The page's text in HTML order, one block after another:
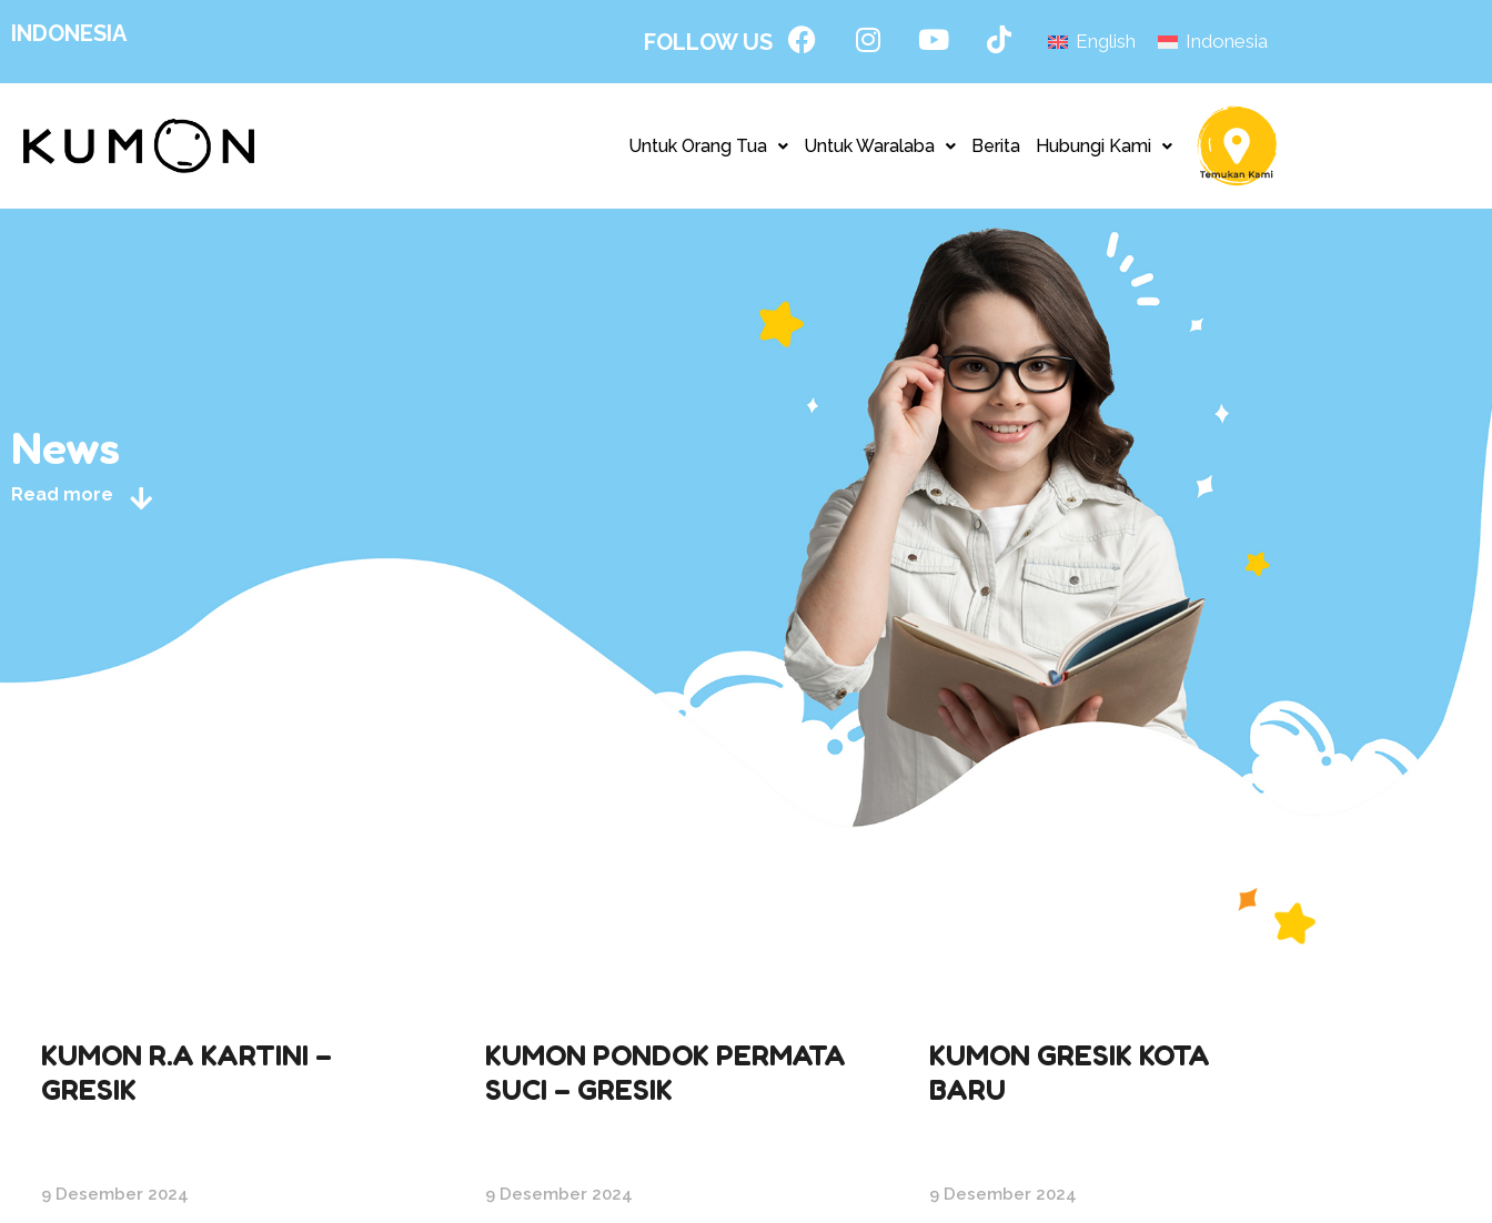
INDONESIA FOLLOW US English Indonesia
Untuk Orang Tua Untuk Waralaba Berita Hubungi Kami
News
Read more
KUMON R.A KARTINI –
GRESIK
9 Desember 2024
KUMON PONDOK PERMATA
SUCI – GRESIK
9 Desember 2024
KUMON GRESIK KOTA
BARU
9 Desember 2024